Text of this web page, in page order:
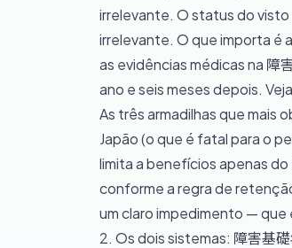
irrelevante. O status do
irrelevante. O que importa é
as evidências médicas na 障
ano e seis meses depois. Veja
As três armadilhas que mais
Japão (o que é fatal para o
limita a benefícios apenas
conforme a regra de
um claro impedimento — que
2. Os dois sistemas: 障害基